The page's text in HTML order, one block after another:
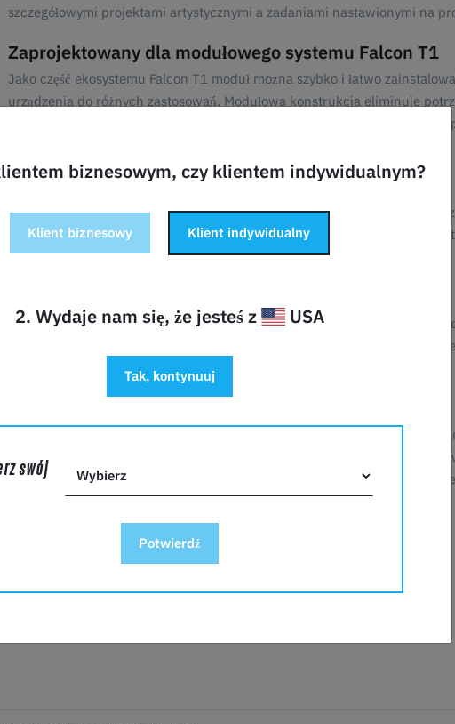
szczegółowymi projektami artystycznymi a zadaniami nastawionymi na
Zaprojektowany dla modułowego systemu Falcon T1
Jako część ekosystemu Falcon T1 moduł można szybko i łatwo
urządzenia do różnych zastosowań. Modułowa konstrukcja eliminuje
dedykowanych maszyn laserowych, zapewniając większą elastyczność i
Precyzyjne grawerowanie i czyste rezultaty
Moduł 20W Diode umożliwia wykonywanie szczegółowych
jakością. Od logo i spersonalizowanych prezentów po znakowanie
precyzję niezbędną do uzyskania profesjonalnych rezultatów.
Niezależnie od tego, czy tworzysz niestandardowe szyldy,
opakowań czy małe serie produkcyjne, Falcon T1 20W Diode Laser
pomiędzy wydajnością, wszechstronnością i łatwością obsługi.
Dla użytkowników poszukujących uniwersalnego rozwiązania laserowego
punktem wyjścia. Oferuje elastyczność potrzebną do codziennych zadań
grawerowaniem, zachowując pełną kompatybilność z wymiennym
umożliwia łatwą rozbudowę w przyszłości.
DO PRODUKTU?
biznesowym, czy klientem indywidualnym?
Klient biznesowy Klient indywidualny
2. Wydaje nam się, że jesteś z USA
Tak, kontynuuj
swój
Potwierdź